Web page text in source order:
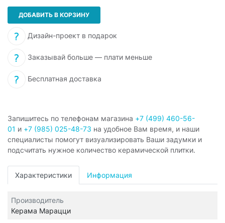
ДОБАВИТЬ В КОРЗИНУ
Дизайн-проект в подарок
Заказывай больше — плати меньше
Бесплатная доставка
Запишитесь по телефонам магазина +7 (499) 460-56-
01 и +7 (985) 025-48-73 на удобное Вам время, и наши
специалисты помогут визуализировать Ваши задумки и
подсчитать нужное количество керамической плитки.
Характеристики Информация
Производитель
Керама Марацци